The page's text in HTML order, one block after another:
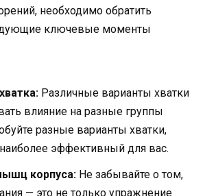
необходимо обратить
ключевые моменты
Различные варианты хватки
влияние на разные группы
разные варианты хватки,
эффективный для вас.
корпуса: Не забывайте о том,
— это не только упражнение